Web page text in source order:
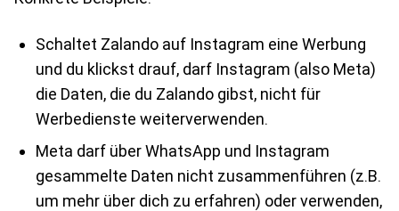
Schaltet Zalando auf Instagram eine Werbung
und du klickst drauf, darf Instagram (also Meta)
die Daten, die du Zalando gibst, nicht für
Werbedienste weiterverwenden.
Meta darf über WhatsApp und Instagram
gesammelte Daten nicht zusammenführen (z.B.
um mehr über dich zu erfahren) oder verwenden,